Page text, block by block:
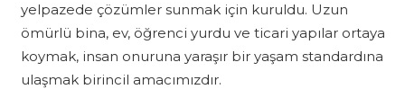
yelpazede çözümler sunmak için kuruldu. Uzun
ömürlü bina, ev, öğrenci yurdu ve ticari yapılar ortaya
koymak, insan onuruna yaraşır bir yaşam standardına
ulaşmak birincil amacımızdır.